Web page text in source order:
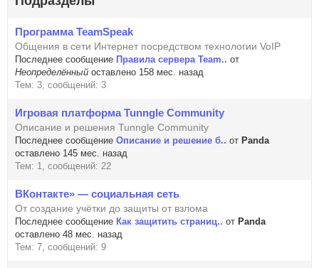
Программа TeamSpeak
Общения в сети Интернет посредством технологии VoIP
Последнее сообщение Правила сервера Team.. от
Неопределённый оставлено 158 мес. назад
Тем: 3, сообщений: 3
Игровая платформа Tunngle Community
Описание и решения Tunngle Community
Последнее сообщение Описание и решение б.. от Panda
оставлено 145 мес. назад
Тем: 1, сообщений: 22
ВКонтакте» — социальная сеть
От создание учётки до защиты от взлома
Последнее сообщение Как защитить страниц.. от Panda
оставлено 48 мес. назад
Тем: 7, сообщений: 9